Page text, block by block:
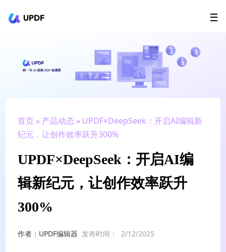
UPDF
AI Agents
政企采购
升级会员
首页 » 产品动态 » UPDF×DeepSeek：开启AI编辑新
纪元，让创作效率跃升300%
UPDF×DeepSeek：开启AI编
辑新纪元，让创作效率跃升
300%
作者：UPDF编辑器 发布时间： 2/12/2025